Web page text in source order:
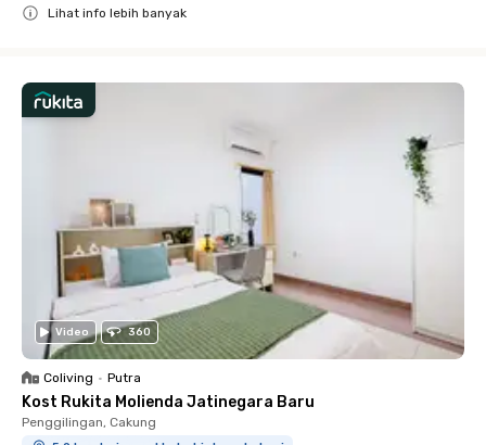
Lihat info lebih banyak
Video 360
Coliving • Putra
Kost Rukita Molienda Jatinegara Baru
Penggilingan, Cakung